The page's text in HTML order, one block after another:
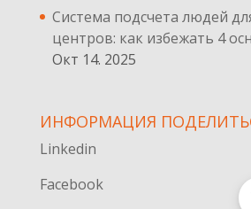
Система подсчета людей
центров: как избежать 4
Окт 14. 2025
ИНФОРМАЦИЯ
Linkedin
Facebook